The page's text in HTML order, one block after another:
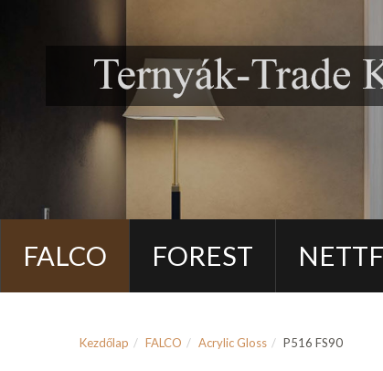
FALCO FOREST
Kezdőlap FALCO Acrylic Gloss P516 FS90